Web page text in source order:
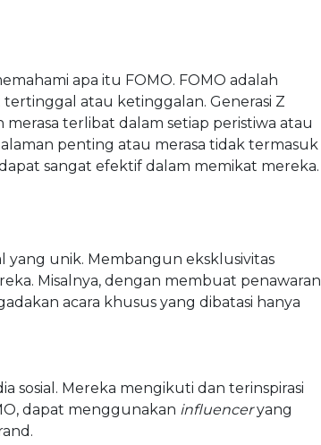
apa itu FOMO. FOMO adalah
atau ketinggalan. Generasi Z
terlibat dalam setiap peristiwa atau
penting atau merasa tidak termasuk
sangat efektif dalam memikat mereka.
yang unik. Membangun eksklusivitas
Misalnya, dengan membuat penawaran
acara khusus yang dibatasi hanya
sosial. Mereka mengikuti dan terinspirasi
dapat menggunakan influenceryang